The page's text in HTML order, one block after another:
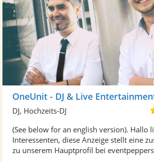
OneUnit - DJ & Live
DJ, Hochzeits-DJ
(See below for an english version). Hallo
Interessenten, diese Anzeige stellt eine
zu unserem Hauptprofil bei